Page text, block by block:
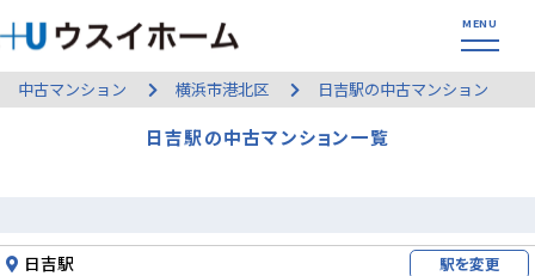
中古マンション 横浜市港北区 日吉駅の中古マンション
日吉駅の中古マンション一覧
日吉駅 駅を変更